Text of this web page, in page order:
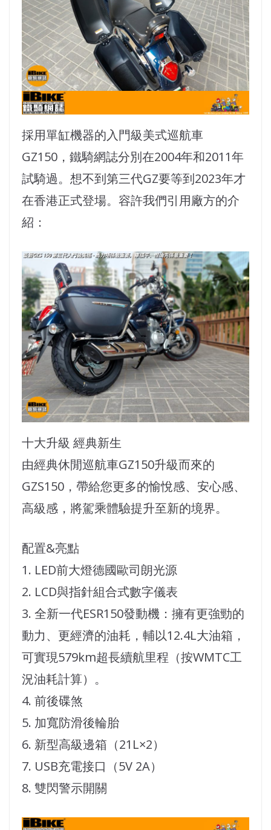
採用單缸機器的入門級美式巡航車
GZ150，鐵騎網誌分別在2004年和2011年
試騎過。想不到第三代GZ要等到2023年才
在香港正式登場。容許我們引用廠方的介
紹：
十大升級 經典新生
由經典休閒巡航車GZ150升級而來的
GZS150，帶給您更多的愉悅感、安心感、
高級感，將駕乘體驗提升至新的境界。
配置&亮點
1. LED前大燈德國歐司朗光源
2. LCD與指針組合式數字儀表
3. 全新一代ESR150發動機：擁有更強勁的
動力、更經濟的油耗，輔以12.4L大油箱，
可實現579km超長續航里程（按WMTC工
況油耗計算）。
4. 前後碟煞
5. 加寬防滑後輪胎
6. 新型高級邊箱（21L×2）
7. USB充電接口（5V 2A）
8. 雙閃警示開關